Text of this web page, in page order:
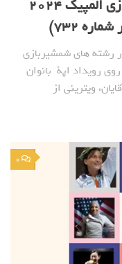
آشنایی با ستاره های شمشیربازی المپیک 2024
732)
های شمشیربازی
رویداد اپة بانوان
ویترینی از
0